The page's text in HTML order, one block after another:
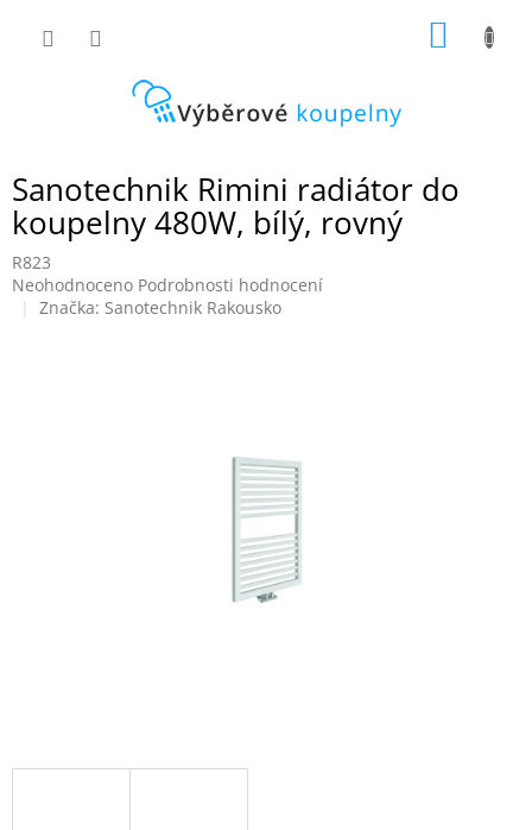
Sanotechnik Rimini radiátor do
koupelny 480W, bílý, rovný
R823
Průměrné
hodnocení
Neohodnoceno Podrobnosti hodnocení
Značka: Sanotechnik Rakousko